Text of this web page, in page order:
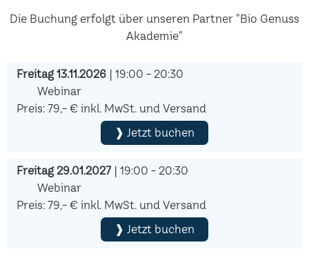
Die Buchung erfolgt über unseren Partner "Bio Genuss
Akademie"
Freitag 13.11.2026| 19:00 - 20:30
Webinar
Preis: 79,- € inkl. MwSt. und Versand
❱ Jetzt buchen
Freitag 29.01.2027| 19:00 - 20:30
Webinar
Preis: 79,- € inkl. MwSt. und Versand
❱ Jetzt buchen